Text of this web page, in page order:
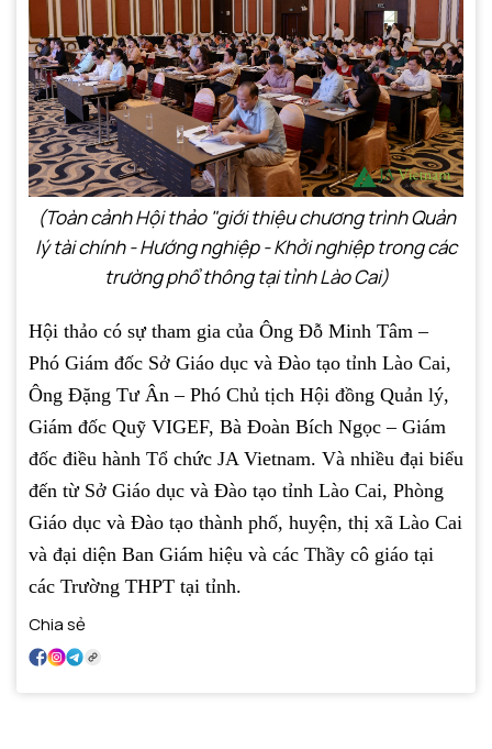
(Toàn cảnh Hội thảo "giới thiệu chương trình Quản
lý tài chính - Hướng nghiệp - Khởi nghiệp trong các
trường phổ thông tại tỉnh Lào Cai)
Hội thảo có sự tham gia của Ông Đỗ Minh Tâm –
Phó Giám đốc Sở Giáo dục và Đào tạo tỉnh Lào Cai,
Ông Đặng Tư Ân – Phó Chủ tịch Hội đồng Quản lý,
Giám đốc Quỹ VIGEF, Bà Đoàn Bích Ngọc – Giám
đốc điều hành Tổ chức JA Vietnam. Và nhiều đại biểu
đến từ Sở Giáo dục và Đào tạo tỉnh Lào Cai, Phòng
Giáo dục và Đào tạo thành phố, huyện, thị xã Lào Cai
và đại diện Ban Giám hiệu và các Thầy cô giáo tại
các Trường THPT tại tỉnh.
Chia sẻ